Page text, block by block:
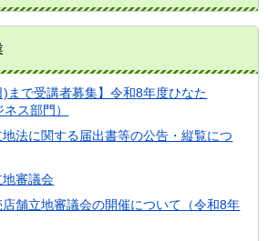
)まで受講者募集】令和8年度ひなた
ス部門）
法に関する届出書等の公告・縦覧につ
審議会
舗立地審議会の開催について（令和8年